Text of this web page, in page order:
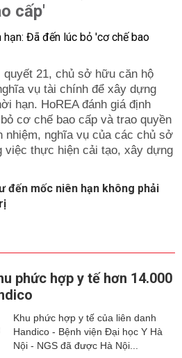
cấp'
quyết 21, chủ sở hữu căn hộ
vụ tài chính để xây dựng
hạn. HoREA đánh giá định
cơ chế bao cấp và trao quyền
nhiệm, nghĩa vụ của các chủ sở
việc thực hiện cải tạo, xây dựng
đến mốc niên hạn không phải
phức hợp y tế hơn 14.000
Khu phức hợp y tế của liên danh
Handico - Bệnh viện Đại học Y Hà
Nội - NGS đã được Hà Nội...